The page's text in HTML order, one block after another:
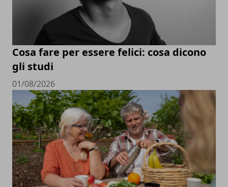
Cosa fare per essere felici: cosa dicono
gli studi
01/08/2026